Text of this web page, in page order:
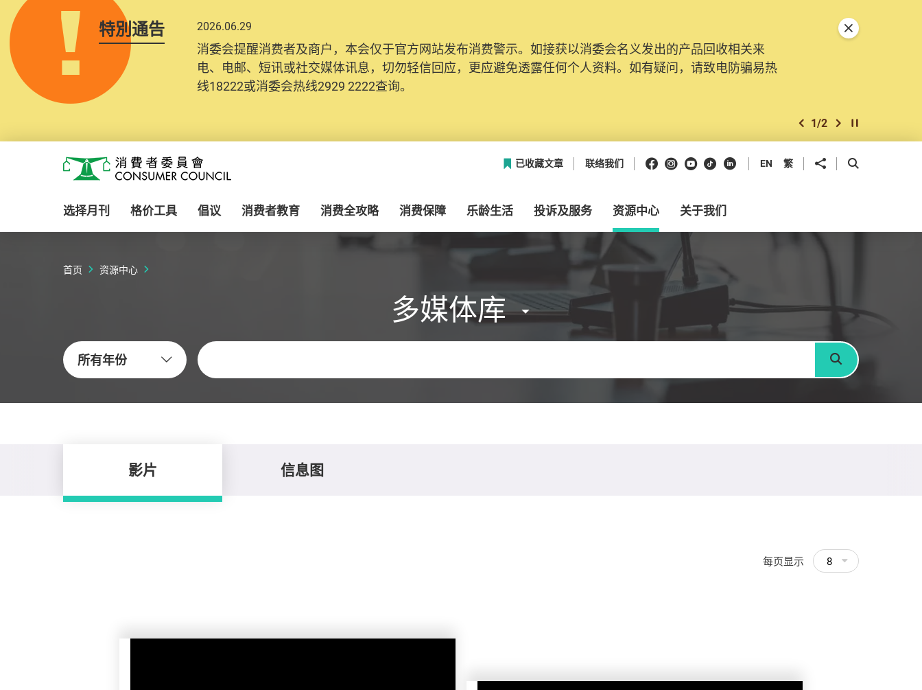
特別通告 2026.06.29
消委会提醒消费者及商户，本会仅于官方网站发布消费警示。如接获以消委会名义发出的产品回收相关来
电、电邮、短讯或社交媒体讯息，切勿轻信回应，更应避免透露任何个人资料。如有疑问，请致电防骗易热
线18222或消委会热线2929 2222查询。
上一个
1/2 下一个开始/暂停幻灯
关闭特別通告
消费者委员会
已收藏文章 联络我们 Facebook
Instagram
Youtube
抖音领英 EN 繁 分享到 开启搜寻框
选择月刊 格价工具 倡议 消费者教育 消费全攻略 消费保障 乐龄生活 投诉及服务 资源中心 关于我们
首页 资源中心
多媒体库
所有年份
关键字
搜寻
影片 信息图
每页显示 8